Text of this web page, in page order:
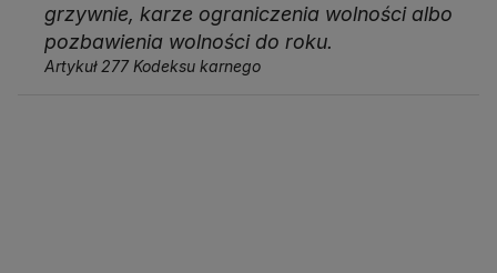
grzywnie, karze ograniczenia wolności albo
pozbawienia wolności do roku.
Artykuł 277 Kodeksu karnego